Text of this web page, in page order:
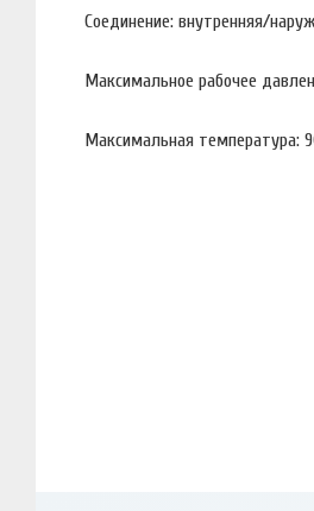
Соединение: внутренняя/
Максимальное рабочее
Максимальная температура: